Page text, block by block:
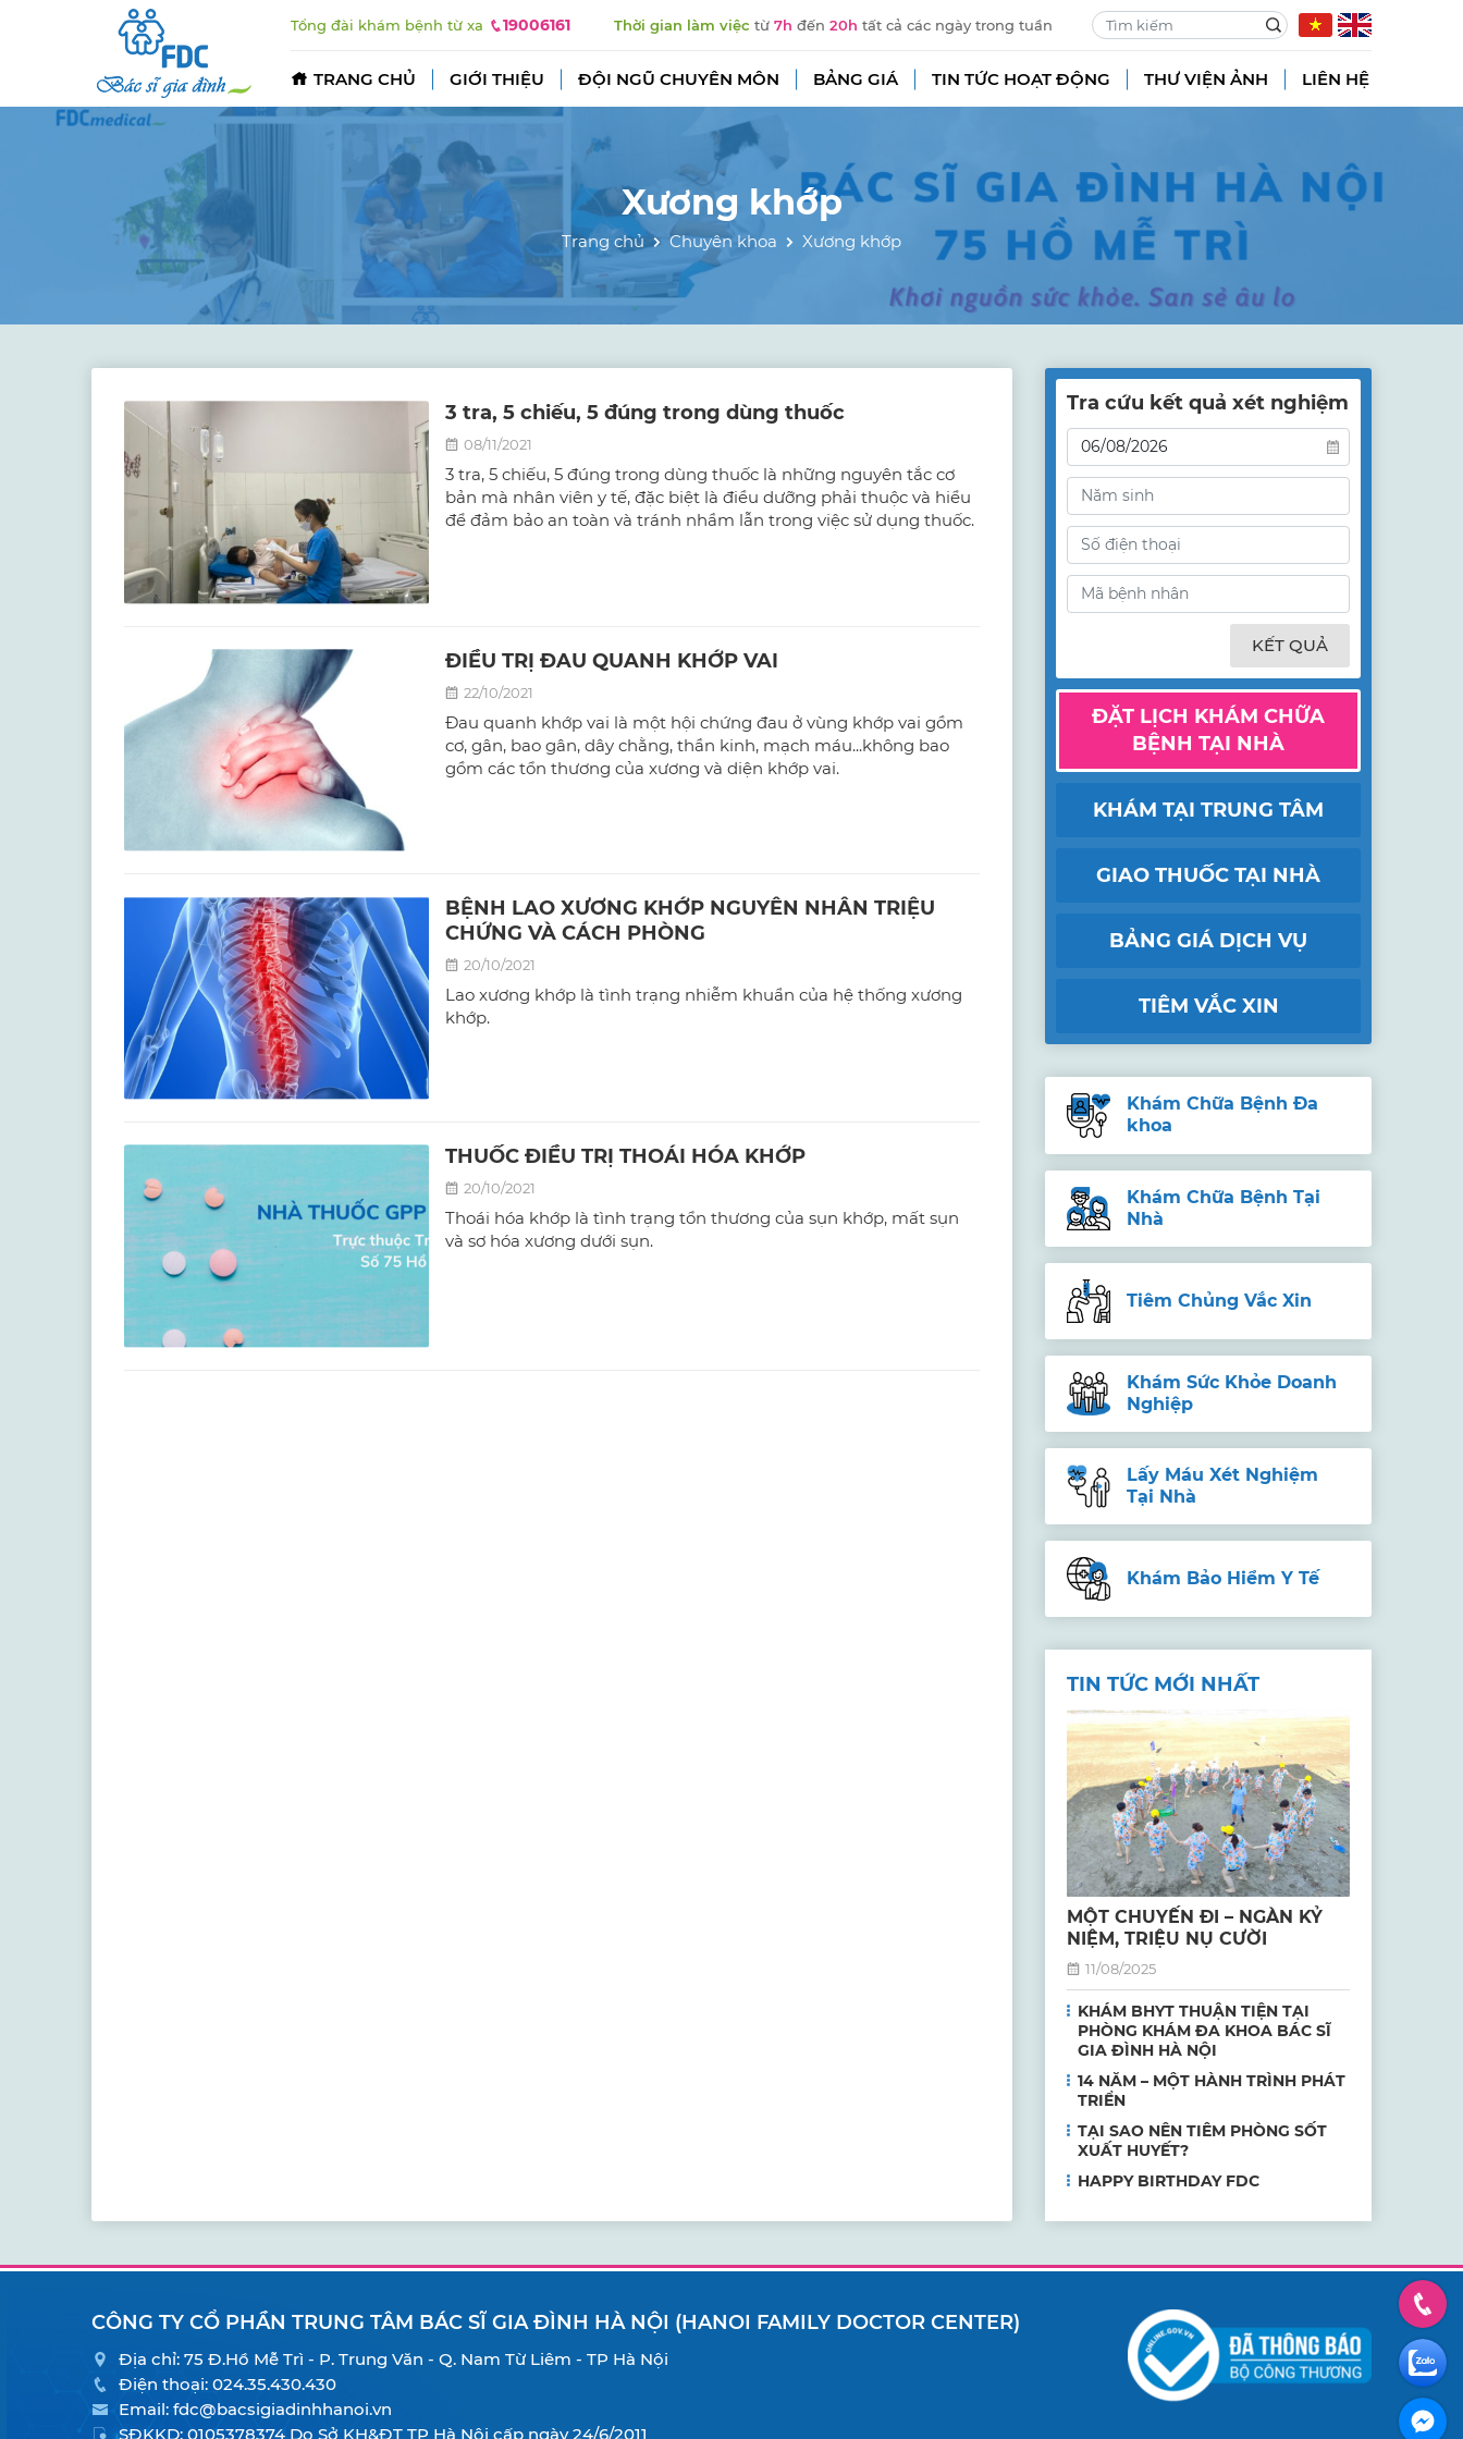
Tổng đài khám bệnh từ xa 19006161 Thời gian làm việc từ 7h đến 20h tất cả các ngày trong tuần
TRANG CHỦ GIỚI THIỆU ĐỘI NGŨ CHUYÊN MÔN BẢNG GIÁ TIN TỨC HOẠT ĐỘNG THƯ VIỆN ẢNH LIÊN HỆ
Xương khớp
Trang chủ Chuyên khoa Xương khớp
3 tra, 5 chiếu, 5 đúng trong dùng thuốc
08/11/2021
3 tra, 5 chiếu, 5 đúng trong dùng thuốc là những nguyên tắc cơ
bản mà nhân viên y tế, đặc biệt là điều dưỡng phải thuộc và hiểu
để đảm bảo an toàn và tránh nhầm lẫn trong việc sử dụng thuốc.
ĐIỀU TRỊ ĐAU QUANH KHỚP VAI
22/10/2021
Đau quanh khớp vai là một hội chứng đau ở vùng khớp vai gồm
cơ, gân, bao gân, dây chằng, thần kinh, mạch máu...không bao
gồm các tổn thương của xương và diện khớp vai.
BỆNH LAO XƯƠNG KHỚP NGUYÊN NHÂN TRIỆU
CHỨNG VÀ CÁCH PHÒNG
20/10/2021
Lao xương khớp là tình trạng nhiễm khuẩn của hệ thống xương
khớp.
THUỐC ĐIỀU TRỊ THOÁI HÓA KHỚP
20/10/2021
Thoái hóa khớp là tình trạng tổn thương của sụn khớp, mất sụn
và sơ hóa xương dưới sụn.
Tra cứu kết quả xét nghiệm
KẾT QUẢ
ĐẶT LỊCH KHÁM CHỮA
BỆNH TẠI NHÀ
KHÁM TẠI TRUNG TÂM
GIAO THUỐC TẠI NHÀ
BẢNG GIÁ DỊCH VỤ
TIÊM VẮC XIN
Khám Chữa Bệnh Đa
khoa
Khám Chữa Bệnh Tại
Nhà
Tiêm Chủng Vắc Xin
Khám Sức Khỏe Doanh
Nghiệp
Lấy Máu Xét Nghiệm
Tại Nhà
Khám Bảo Hiểm Y Tế
TIN TỨC MỚI NHẤT
MỘT CHUYẾN ĐI – NGÀN KỶ
NIỆM, TRIỆU NỤ CƯỜI
11/08/2025
KHÁM BHYT THUẬN TIỆN TẠI
PHÒNG KHÁM ĐA KHOA BÁC SĨ
GIA ĐÌNH HÀ NỘI
14 NĂM – MỘT HÀNH TRÌNH PHÁT
TRIỂN
TẠI SAO NÊN TIÊM PHÒNG SỐT
XUẤT HUYẾT?
HAPPY BIRTHDAY FDC
CÔNG TY CỔ PHẦN TRUNG TÂM BÁC SĨ GIA ĐÌNH HÀ NỘI (HANOI FAMILY DOCTOR CENTER)
Địa chỉ: 75 Đ.Hồ Mễ Trì - P. Trung Văn - Q. Nam Từ Liêm - TP Hà Nội
Điện thoại: 024.35.430.430
Email: fdc@bacsigiadinhhanoi.vn
SĐKKD: 0105378374 Do Sở KH&ĐT TP Hà Nội cấp ngày 24/6/2011